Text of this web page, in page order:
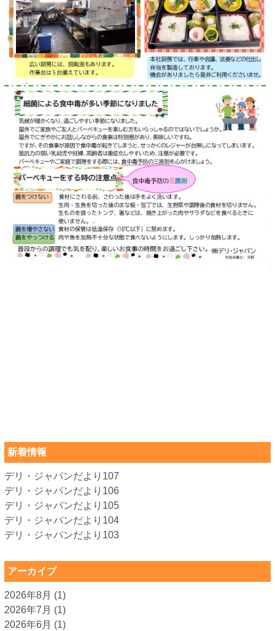
新着情報
デリ・ジャパンだより107
デリ・ジャパンだより106
デリ・ジャパンだより105
デリ・ジャパンだより104
デリ・ジャパンだより103
アーカイブ
2026年8月 (1)
2026年7月 (1)
2026年6月 (1)